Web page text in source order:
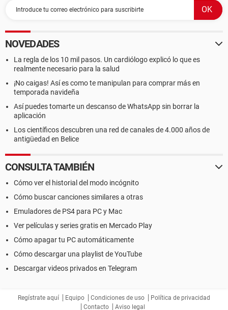
NOVEDADES
La regla de los 10 mil pasos. Un cardiólogo explicó lo que es
realmente necesario para la salud
¡No caigas! Así es como te manipulan para comprar más en
temporada navideña
Así puedes tomarte un descanso de WhatsApp sin borrar la
aplicación
Los científicos descubren una red de canales de 4.000 años de
antigüedad en Belice
CONSULTA TAMBIÉN
Cómo ver el historial del modo incógnito
Cómo buscar canciones similares a otras
Emuladores de PS4 para PC y Mac
Ver películas y series gratis en Mercado Play
Cómo apagar tu PC automáticamente
Cómo descargar una playlist de YouTube
Descargar videos privados en Telegram
Regístrate aquí Equipo Condiciones de uso
Política de privacidad
Contacto
Aviso legal